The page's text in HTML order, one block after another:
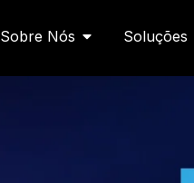
Sobre Nós Abrir Sobre Nós
Soluções